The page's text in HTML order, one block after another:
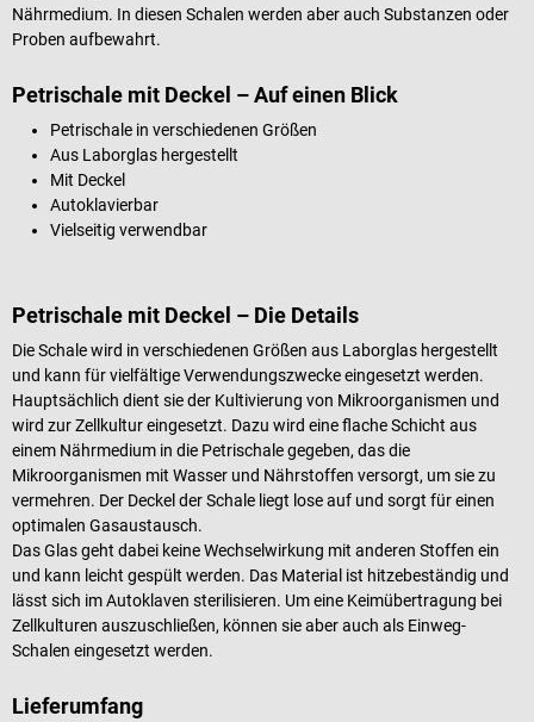
Nährmedium. In diesen Schalen werden aber auch Substanzen oder
Proben aufbewahrt.
Petrischale mit Deckel – Auf einen Blick
Petrischale in verschiedenen Größen
Aus Laborglas hergestellt
Mit Deckel
Autoklavierbar
Vielseitig verwendbar
Petrischale mit Deckel – Die Details
Die Schale wird in verschiedenen Größen aus Laborglas hergestellt
und kann für vielfältige Verwendungszwecke eingesetzt werden.
Hauptsächlich dient sie der Kultivierung von Mikroorganismen und
wird zur Zellkultur eingesetzt. Dazu wird eine flache Schicht aus
einem Nährmedium in die Petrischale gegeben, das die
Mikroorganismen mit Wasser und Nährstoffen versorgt, um sie zu
vermehren. Der Deckel der Schale liegt lose auf und sorgt für einen
optimalen Gasaustausch.
Das Glas geht dabei keine Wechselwirkung mit anderen Stoffen ein
und kann leicht gespült werden. Das Material ist hitzebeständig und
lässt sich im Autoklaven sterilisieren. Um eine Keimübertragung bei
Zellkulturen auszuschließen, können sie aber auch als Einweg-
Schalen eingesetzt werden.
Lieferumfang